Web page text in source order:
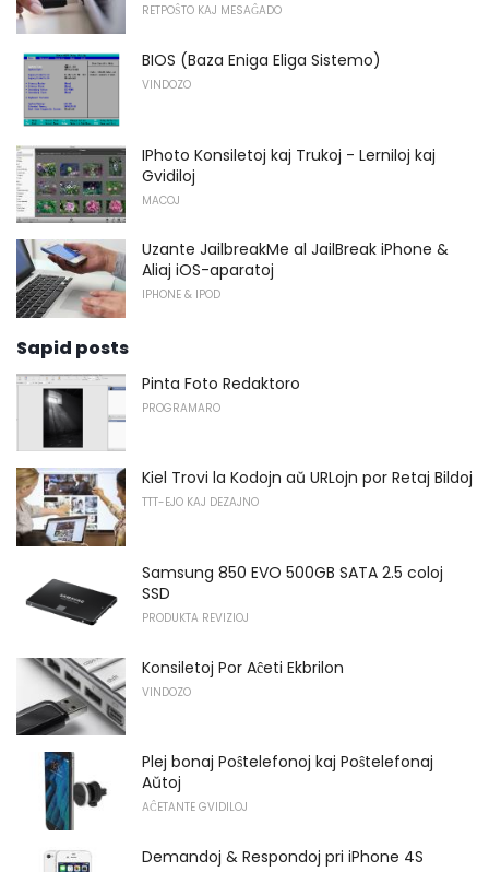
RETPOŜTO KAJ MESAĜADO
BIOS (Baza Eniga Eliga Sistemo)
VINDOZO
IPhoto Konsiletoj kaj Trukoj - Lerniloj kaj
Gvidiloj
MACOJ
Uzante JailbreakMe al JailBreak iPhone &
Aliaj iOS-aparatoj
IPHONE & IPOD
Sapid posts
Pinta Foto Redaktoro
PROGRAMARO
Kiel Trovi la Kodojn aŭ URLojn por Retaj Bildoj
TTT-EJO KAJ DEZAJNO
Samsung 850 EVO 500GB SATA 2.5 coloj
SSD
PRODUKTA REVIZIOJ
Konsiletoj Por Aĉeti Ekbrilon
VINDOZO
Plej bonaj Poŝtelefonoj kaj Poŝtelefonaj
Aŭtoj
AĈETANTE GVIDILOJ
Demandoj & Respondoj pri iPhone 4S